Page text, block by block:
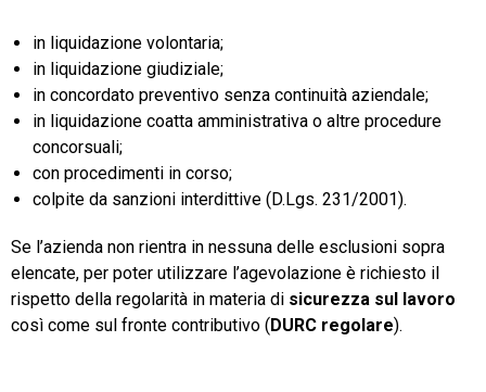
in liquidazione volontaria;
in liquidazione giudiziale;
in concordato preventivo senza continuità aziendale;
in liquidazione coatta amministrativa o altre procedure
concorsuali;
con procedimenti in corso;
colpite da sanzioni interdittive (D.Lgs. 231/2001).
Se l’azienda non rientra in nessuna delle esclusioni sopra
elencate, per poter utilizzare l’agevolazione è richiesto il
rispetto della regolarità in materia di sicurezza sul lavoro
così come sul fronte contributivo ( DURC regolare).